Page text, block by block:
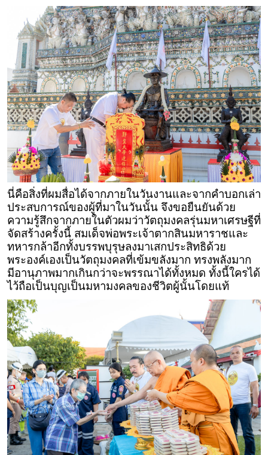
นี่คือสิ่งที่ผมสื่อได้จากภายในวันงานและจากคำบอกเล่า
ประสบการณ์ของผู้ที่มาในวันนั้น จึงขอยืนยันด้วย
ความรู้สึกจากภายในตัวผมว่าวัตถุมงคลรุ่นมหาเศรษฐีที่
จัดสร้างครั้งนี้ สมเด็จพ่อพระเจ้าตากสินมหาราชและ
ทหารกล้าอีกทั้งบรรพบุรุษลงมาเสกประสิทธิด้วย
พระองค์เองเป็นวัตถุมงคลที่เข้มขลังมาก ทรงพลังมาก
มีอานุภาพมากเกินกว่าจะพรรณาได้ทั้งหมด ทั้งนี้ใครได้
ไว้ถือเป็นบุญเป็นมหามงคลของชีวิตผู้นั้นโดยแท้